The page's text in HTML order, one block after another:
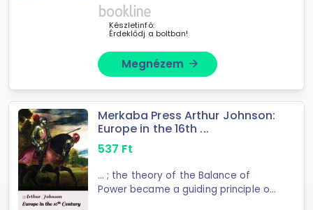
deadly quest for magic that can
heal, grant wealth ...
Készletinfó:
Érdeklődj a boltban!
Megnézem arrow_forward
Merkaba Press Arthur Johnson:
Europe in the 16th ...
537 Ft
... ; the theory of the Balance of
Power became a guiding principle of